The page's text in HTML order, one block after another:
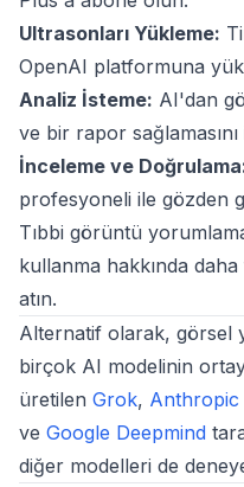
Ultrasonları Yükleme:
OpenAI platformuna
Analiz İsteme: AI'dan
ve bir rapor sağlamasını
İnceleme ve
profesyoneli ile gözden
Tıbbi görüntü
kullanma hakkında
atın.
Alternatif olarak, görsel
birçok AI modelinin
üretilen Grok, Anthropic
ve Google Deepmind
diğer modelleri de